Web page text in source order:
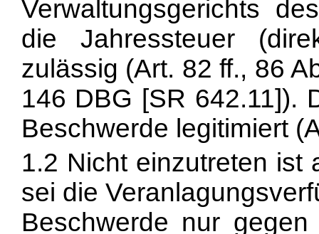
Verwaltungsgerichts
die Jahressteuer
zulässig (Art. 82 ff., 86
146 DBG [SR 642.11]).
Beschwerde legitimiert (
1.2 Nicht einzutreten ist
sei die
Beschwerde nur